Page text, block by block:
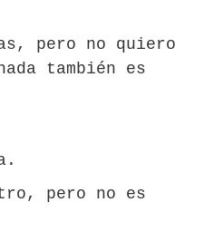
pero no quiero
también es
pero no es